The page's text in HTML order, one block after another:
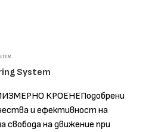
System
КРОЕНЕПодобрени
и ефективност на
свобода на движение при